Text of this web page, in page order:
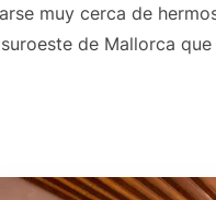
muy cerca de
de Mallorca